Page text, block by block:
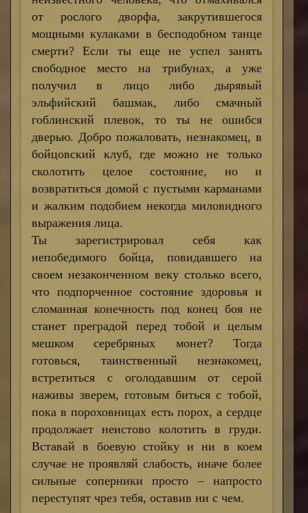
от рослого дворфа, закрутившегося
мощными кулаками в бесподобном танце
смерти? Если ты еще не успел занять
свободное место на трибунах, а уже
получил в лицо либо дырявый
эльфийский башмак, либо смачный
гоблинский плевок, то ты не ошибся
дверью. Добро пожаловать, незнакомец, в
бойцовский клуб, где можно не только
сколотить целое состояние, но и
возвратиться домой с пустыми карманами
и жалким подобием некогда миловидного
выражения лица.
Ты зарегистрировал себя как
непобедимого бойца, повидавшего на
своем незаконченном веку столько всего,
что подпорченное состояние здоровья и
сломанная конечность под конец боя не
станет преградой перед тобой и целым
мешком серебряных монет? Тогда
готовься, таинственный незнакомец,
встретиться с оголодавшим от серой
наживы зверем, готовым биться с тобой,
пока в пороховницах есть порох, а сердце
продолжает неистово колотить в груди.
Вставай в боевую стойку и ни в коем
случае не проявляй слабость, иначе более
сильные соперники просто – напросто
переступят чрез тебя, оставив ни с чем.